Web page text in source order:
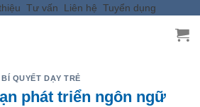
Tư vấn Liên hệ Tuyển dụng
BÍ QUYẾT DẠY TRẺ
phát triển ngôn ngữ